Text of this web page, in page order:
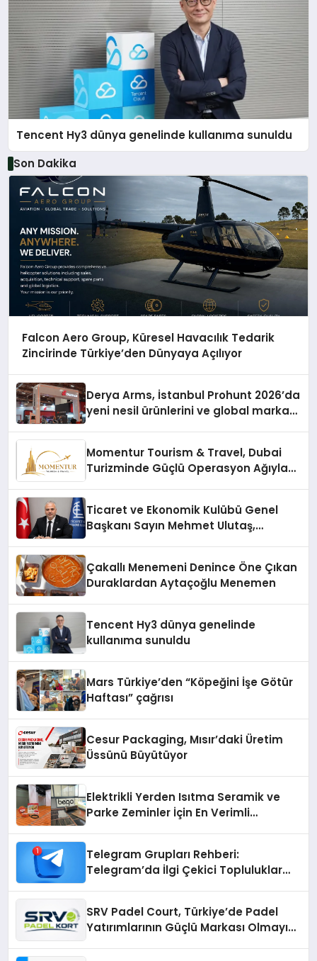
Tencent Hy3 dünya genelinde kullanıma sunuldu
Son Dakika
Falcon Aero Group, Küresel Havacılık Tedarik
Zincirinde Türkiye’den Dünyaya Açılıyor
Derya Arms, İstanbul Prohunt 2026’da
yeni nesil ürünlerini ve global marka
Momentur Tourism & Travel, Dubai
Turizminde Güçlü Operasyon Ağıyla
Ticaret ve Ekonomik Kulübü Genel
Başkanı Sayın Mehmet Ulutaş,
Çakallı Menemeni Denince Öne Çıkan
Duraklardan Aytaçoğlu Menemen
Tencent Hy3 dünya genelinde
kullanıma sunuldu
Mars Türkiye’den “Köpeğini İşe Götür
Haftası” çağrısı
Cesur Packaging, Mısır’daki Üretim
Üssünü Büyütüyor
Elektrikli Yerden Isıtma Seramik ve
Parke Zeminler İçin En Verimli
Telegram Grupları Rehberi:
Telegram’da İlgi Çekici Topluluklar
SRV Padel Court, Türkiye’de Padel
Yatırımlarının Güçlü Markası Olmayı